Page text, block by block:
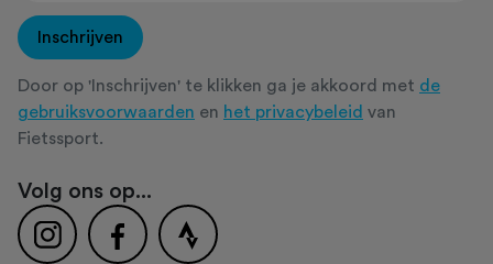
Inschrijven
Door op 'Inschrijven' te klikken ga je akkoord met de
gebruiksvoorwaarden en het privacybeleid van
Fietssport.
Volg ons op...